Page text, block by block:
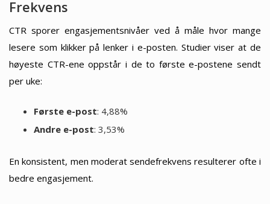
Frekvens
CTR sporer engasjementsnivåer ved å måle hvor mange
lesere som klikker på lenker i e-posten. Studier viser at de
høyeste CTR-ene oppstår i de to første e-postene sendt
per uke:
Første e-post: 4,88%
Andre e-post: 3,53%
En konsistent, men moderat sendefrekvens resulterer ofte i
bedre engasjement.